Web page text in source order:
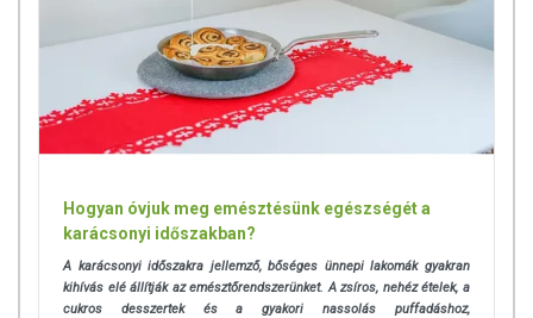
Hogyan óvjuk meg emésztésünk egészségét a
karácsonyi időszakban?
A karácsonyi időszakra jellemző, bőséges ünnepi lakomák gyakran
kihívás elé állítják az emésztőrendszerünket. A zsíros, nehéz ételek, a
cukros desszertek és a gyakori nassolás puffadáshoz,